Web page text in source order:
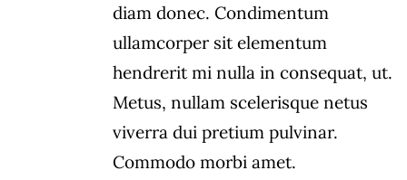
diam donec. Condimentum
ullamcorper sit elementum
hendrerit mi nulla in consequat, ut.
Metus, nullam scelerisque netus
viverra dui pretium pulvinar.
Commodo morbi amet.